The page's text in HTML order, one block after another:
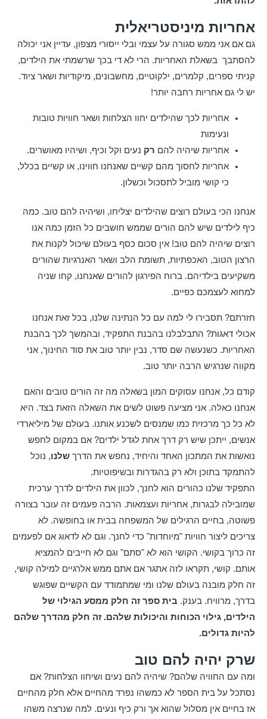
אחריות מיניסטריאלית
גם אם אני ממש סגורה על עצמי ובלי ייסורי מצפון, עדיין אני יכולה
להסתבך בשאלת האחריות. הרי לא די בכך שרשמתי את הילדים,
קניתי ספרים, קלמרים, ילקוטיים, מחשבונים, מיקודיות ושאר ציוד.
יש לי גם אחריות רחבה יותר!
אחריות לכך שהילדים יחוו הצלחות ושאר חוויות טובות
ונעימות
אחריות שיהיה להם רק נעים וקל וכיף, ושיהיו מאושרים.
אחריות לחסוך מהם קשיים שאנחנו חווינו, או קשיים בכלל,
כי קושי מוביל לתסכול וכשלון.
אנחנו הכי בעולם רוצים שהילדים יצליחו, ושיהיה להם טוב. כמה
כיף לילדים שיש להם הורים שממש חושבים כל הזמן כמה אנו
רוצים שיהיה להם טוב! אין סכום כסף בעולם שיכול לקנות את
הרצון הטוב, האכפתיות, תשומת הלב ושאר האנרגיות שהורים
משקיעים בילדיהם. ברוח הפירגון להורים שאנחנו, קחו שניה
למחוא לעצמכם כפיים.
חזרתם? תסבירו לי למה עם כל הנתינה שלנו, בכל זאת אנחנו
אכולי דאגות? התבלבלנו בהבנת התפקיד, ובהמשך לכך בהבנת
האחריות. כשנעשה שם סדר, נבין יותר טוב את סוד החינוך, אני
מקווה שנרגיש הרבה יותר טוב.
קודם כל, אנחנו עסוקים המון בשאלה מה זה הורים טובים והאם
אנחנו כאלה. אני מציעה פשוט לשים את השאלה הזאת בצד. היא
לא כל כך מרכזית כמו שמנסים לשכנע אותנו. בעולם של מיליארדי
אנשים, ייתכן שיש רק דרך אחת לגדל ילדים? אם במקום לחפש
נואשות את המתכון האחד והיחיד, נחפש את הדרך שלנו, נוכל
להתמקד בתוכן ולא רק בהגדרות ובשיפוטיות.
התפקיד שלנו כהורים הוא לחנך, לכוון את הילדים לדרך ערכית
שמובילה לבגרות, אחריות ועצמאות. הרבה פעמים זה עובר בצורה
פשוטה, בחיים הרגילים של המשפחה בבית או בחופשה. לא
צריכים ליצור חוויות "מיוחדות" כדי לחנך. וגם לא לדאוג אם לפעמים
זה כרוך בקושי. הקושי הוא לא "סתם" וגם לא חייבים להמציא
אותם. קושי, תקראו לזה אתגר אם אתם ממש אלרגיים למילה קושי,
זה חלק מובנה בעולם שלנו ומי שמתמודד עם הקשיים שפוגש
בדרך, מרוויח. בענק. בית ספר זה חלק ממסע הגילוי של
הילדים, גילוי הכוחות והיכולות שלהם. זה חלק מהדרך שלהם
להיות גדולים.
שרק יהיה להם טוב
ומה עם החוויה שלהם? שיהיה להם נעים ושיחוו הצלחות? אם
נסתכל על בית הספר לא כמשהו נפרד מהחיים אלא חלק מהחיים
אז בחיים אין מסלול שהוא אך ורק כיף ונעים. למה שנרצה משהו